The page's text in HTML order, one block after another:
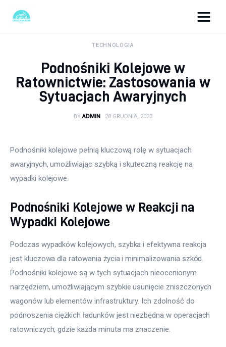
Turystyka
Lifestyle
Dom i ogród
Zdrowie
TECHNOLOGIA
Podnośniki Kolejowe w
Ratownictwie: Zastosowania w
Sytuacjach Awaryjnych
BY ADMIN 28 GRUDNIA, 2023
Podnośniki kolejowe pełnią kluczową rolę w sytuacjach
awaryjnych, umożliwiając szybką i skuteczną reakcję na
wypadki kolejowe.
Podnośniki Kolejowe w Reakcji na
Wypadki Kolejowe
Podczas wypadków kolejowych, szybka i efektywna reakcja
jest kluczowa dla ratowania życia i minimalizowania szkód.
Podnośniki kolejowe są w tych sytuacjach nieocenionym
narzędziem, umożliwiającym szybkie usunięcie zniszczonych
wagonów lub elementów infrastruktury. Ich zdolność do
podnoszenia ciężkich ładunków jest niezbędna w operacjach
ratowniczych, gdzie każda minuta ma znaczenie.